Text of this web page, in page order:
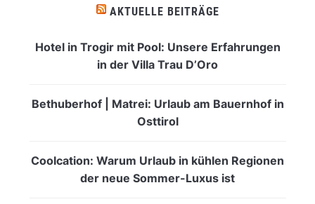
AKTUELLE BEITRÄGE
Hotel in Trogir mit Pool: Unsere Erfahrungen
in der Villa Trau D’Oro
Bethuberhof | Matrei: Urlaub am Bauernhof in
Osttirol
Coolcation: Warum Urlaub in kühlen Regionen
der neue Sommer-Luxus ist